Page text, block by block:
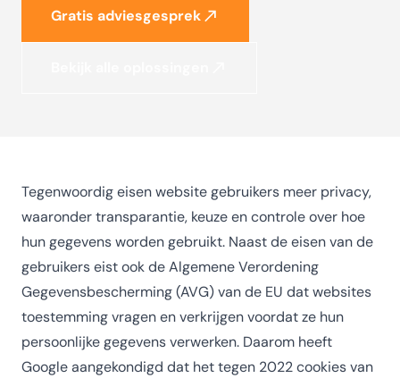
Gratis adviesgesprek
Tegenwoordig eisen website gebruikers meer privacy,
waaronder transparantie, keuze en controle over hoe
hun gegevens worden gebruikt. Naast de eisen van de
gebruikers eist ook de Algemene Verordening
Gegevensbescherming (AVG) van de EU dat websites
toestemming vragen en verkrijgen voordat ze hun
persoonlijke gegevens verwerken. Daarom heeft
Google aangekondigd dat het tegen 2022 cookies van